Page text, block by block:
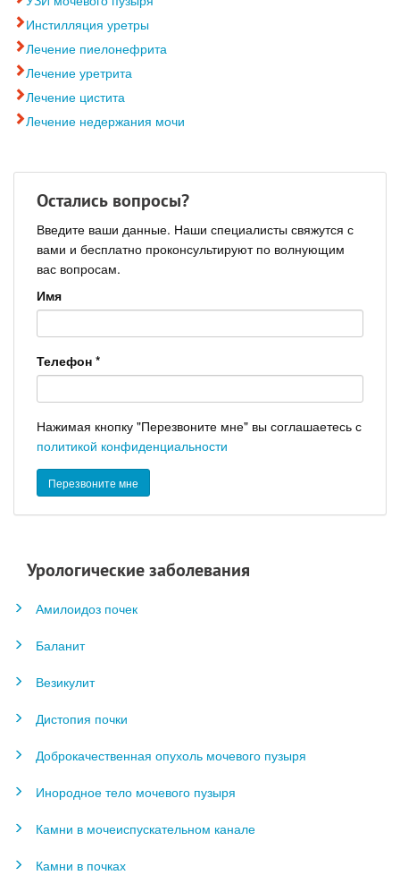
Инстилляция уретры
Лечение пиелонефрита
Лечение уретрита
Лечение цистита
Лечение недержания мочи
Остались вопросы?
Введите ваши данные. Наши специалисты свяжутся с
вами и бесплатно проконсультируют по волнующим
вас вопросам.
Имя
Телефон *
Нажимая кнопку "Перезвоните мне" вы соглашаетесь с
политикой конфиденциальности
Урологические заболевания
Амилоидоз почек
Баланит
Везикулит
Дистопия почки
Доброкачественная опухоль мочевого пузыря
Инородное тело мочевого пузыря
Камни в мочеиспускательном канале
Камни в почках